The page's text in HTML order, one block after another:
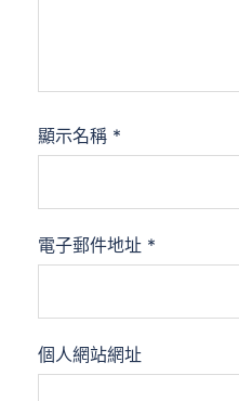
顯示名稱 *
電子郵件地址 *
個人網站網址